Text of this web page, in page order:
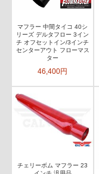
マフラー 中間タイコ 40シ
リーズ デルタフロー 3イン
チ オフセットイン/3インチ
センターアウト フローマス
ター
46,400円
チェリーボム マフラー 23